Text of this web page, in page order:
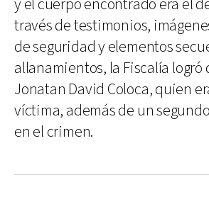
y el cuerpo encontrado era el
través de testimonios,
de seguridad y elementos
allanamientos, la Fiscalía logró
Jonatan David Coloca, quien
víctima, además de un
en el crimen.